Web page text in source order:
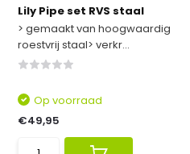
Lily Pipe set RVS staal
> gemaakt van hoogwaardig
roestvrij staal> verkr...
Op voorraad
€49,95